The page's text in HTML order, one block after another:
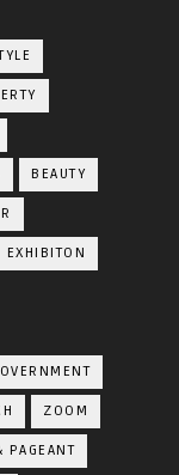
BEAUTY
EXHIBITON
ZOOM
PAGEANT